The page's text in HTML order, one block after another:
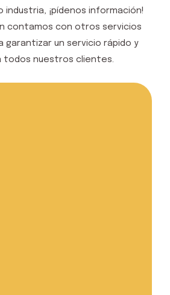
industria, ¡pídenos información!
contamos con otros servicios
garantizar un servicio rápido y
todos nuestros clientes.